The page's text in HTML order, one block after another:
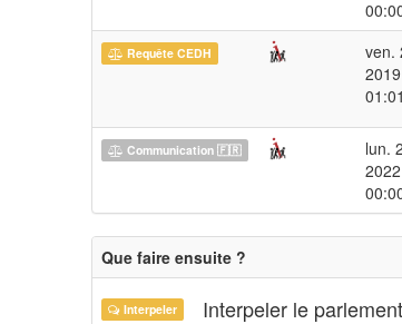
Requête CEDH
ven.
2019
Communication 🇫🇷
lun.
2022
Que faire ensuite ?
Interpeler Interpeler le